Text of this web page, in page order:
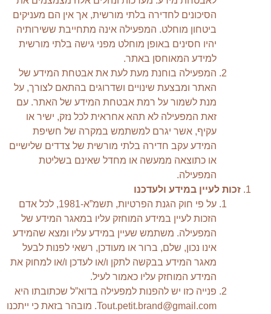
הסיכונים לחדירה בלתי מורשית, אך אין הם מעניקים
ביטחון מוחלט. המפעילה אינה מתחייבת ששירותיה
יהיו חסינים באופן מוחלט מפני גישה בלתי מורשית
למידע המאוחסן באתר.
המפעילה בוחנת מעת לעת את אבטחת המידע של
האתר ומבצעת שינויים ושדרוגים בהתאם לצורך, על
מנת לשמור על רמת אבטחת המידע של האתר. עם
זאת המפעילה לא תהא אחראית לכל נזק, ישיר או
עקיף, אשר יגרם למשתמש במקרה של חשיפת
המידע עקב חדירה בלתי מורשית של צדדים שלישיים
או כתוצאה ממעשה או מחדל שאינם בשליטת
המפעילה.
זכות לעיין במידע ולעדכנו
על פי חוק הגנת הפרטיות, תשמ”א-1981, לכל אדם
הזכות לעיין במידע המוחזק עליו במאגר המידע של
המפעילה. משתמש שעיין במידע עליו ומצא שהמידע
אינו נכון, שלם, ברור או מעודכן, רשאי לפנות לבעל
מאגר המידע בבקשה לתקן ו/או לעדכן ו/או למחוק את
המידע המוחזק עליו כאמור לעיל.
פנייה כזו יש להפנות למפעילה בדוא”ל שכתובתו היא
Tout.petit.brand@gmail.com. מובהר בזאת כי ייתכנו